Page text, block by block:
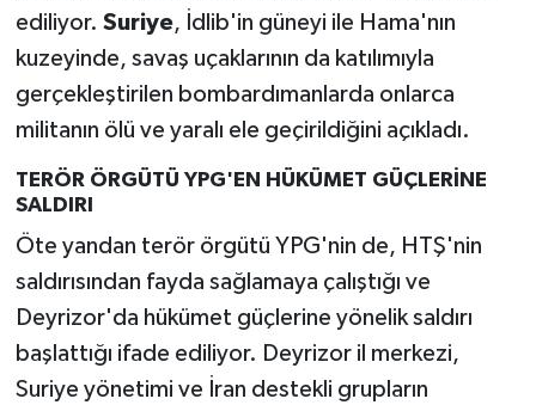
ediliyor. Suriye, İdlib'in güneyi ile Hama'nın
kuzeyinde, savaş uçaklarının da katılımıyla
gerçekleştirilen bombardımanlarda onlarca
militanın ölü ve yaralı ele geçirildiğini açıkladı.
TERÖR ÖRGÜTÜ YPG'EN HÜKÜMET GÜÇLERİNE
SALDIRI
Öte yandan terör örgütü YPG'nin de, HTŞ'nin
saldırısından fayda sağlamaya çalıştığı ve
Deyrizor'da hükümet güçlerine yönelik saldırı
başlattığı ifade ediliyor. Deyrizor il merkezi,
Suriye yönetimi ve İran destekli grupların